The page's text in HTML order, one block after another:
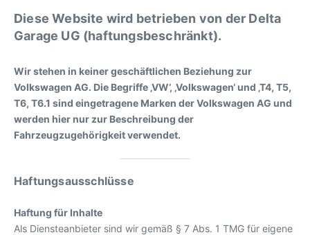
Diese Website wird betrieben von der Delta
Garage UG (haftungsbeschränkt).
Wir stehen in keiner geschäftlichen Beziehung zur
Volkswagen AG. Die Begriffe ‚VW‘, ‚Volkswagen‘ und ‚T4, T5,
T6, T6.1 sind eingetragene Marken der Volkswagen AG und
werden hier nur zur Beschreibung der
Fahrzeugzugehörigkeit verwendet.
Haftungsausschlüsse
Haftung für Inhalte
Als Diensteanbieter sind wir gemäß § 7 Abs. 1 TMG für eigene